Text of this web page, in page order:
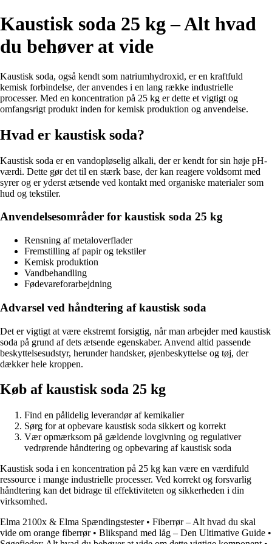
Kaustisk soda 25 kg – Alt hvad
du behøver at vide
Kaustisk soda, også kendt som natriumhydroxid, er en kraftfuld
kemisk forbindelse, der anvendes i en lang række industrielle
processer. Med en koncentration på 25 kg er dette et vigtigt og
omfangsrigt produkt inden for kemisk produktion og anvendelse.
Hvad er kaustisk soda?
Kaustisk soda er en vandopløselig alkali, der er kendt for sin høje pH-
værdi. Dette gør det til en stærk base, der kan reagere voldsomt med
syrer og er yderst ætsende ved kontakt med organiske materialer som
hud og tekstiler.
Anvendelsesområder for kaustisk soda 25 kg
Rensning af metaloverflader
Fremstilling af papir og tekstiler
Kemisk produktion
Vandbehandling
Fødevareforarbejdning
Advarsel ved håndtering af kaustisk soda
Det er vigtigt at være ekstremt forsigtig, når man arbejder med kaustisk
soda på grund af dets ætsende egenskaber. Anvend altid passende
beskyttelsesudstyr, herunder handsker, øjenbeskyttelse og tøj, der
dækker hele kroppen.
Køb af kaustisk soda 25 kg
Find en pålidelig leverandør af kemikalier
Sørg for at opbevare kaustisk soda sikkert og korrekt
Vær opmærksom på gældende lovgivning og regulativer
vedrørende håndtering og opbevaring af kaustisk soda
Kaustisk soda i en koncentration på 25 kg kan være en værdifuld
ressource i mange industrielle processer. Ved korrekt og forsvarlig
håndtering kan det bidrage til effektiviteten og sikkerheden i din
virksomhed.
Elma 2100x & Elma Spændingstester• Fiberrør – Alt hvad du skal
vide om orange fiberrør• Blikspand med låg – Den Ultimative Guide •